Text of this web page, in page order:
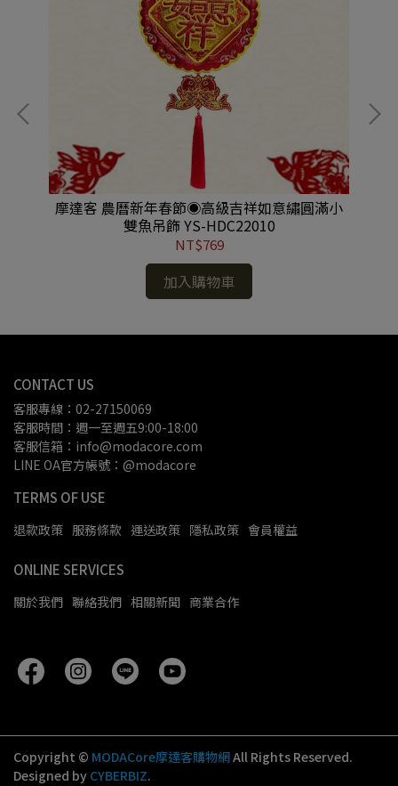
摩達客 農曆新年春節◉高級吉祥如意繡圓滿小
雙魚吊飾 YS-HDC22010
NT$769
加入購物車
CONTACT US
客服專線：02-27150069
客服時間：週一至週五9:00-18:00
客服信箱：info@modacore.com
LINE OA官方帳號：@modacore
TERMS OF USE
退款政策 服務條款 運送政策 隱私政策 會員權益
ONLINE SERVICES
關於我們 聯絡我們 相關新聞 商業合作
Copyright © MODACore摩達客購物網All Rights Reserved.
Designed by CYBERBIZ.